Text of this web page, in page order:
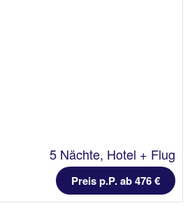
5 Nächte, Hotel + Flug
Preis p.P. ab 476 €